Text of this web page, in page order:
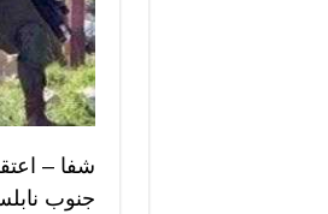
شفا –
جنوب